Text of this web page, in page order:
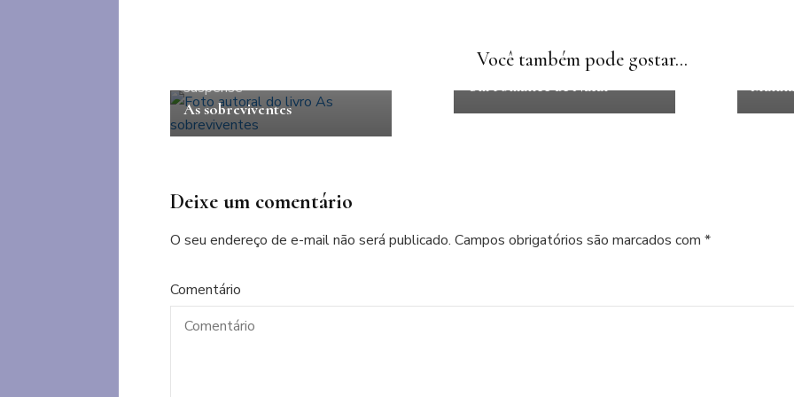
Você também pode gostar...
suspense
As sobreviventes
Com o coração nas nuvens –
Um romance de Natal
Deixe um comentário
O seu endereço de e-mail não será publicado. Campos obrigatórios são marcados com *
Comentário